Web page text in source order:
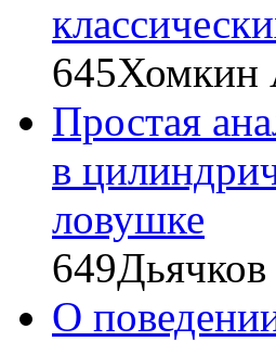
645
Простая
в
ловушке
649
О